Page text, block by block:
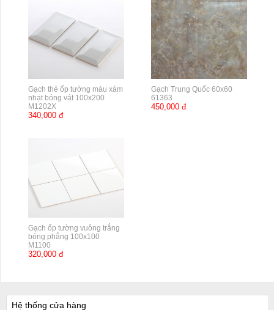
Gạch thẻ ốp tường màu xám
nhạt bóng vát 100x200
M1202X
340,000 đ
Gạch Trung Quốc 60x60
61363
450,000 đ
Gạch ốp tường vuông trắng
bóng phẳng 100x100
M1100
320,000 đ
Hệ thống cửa hàng